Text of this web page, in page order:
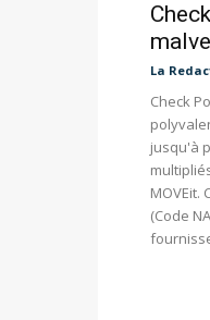
La
Check
jusqu'à
MOVEit.
(Code